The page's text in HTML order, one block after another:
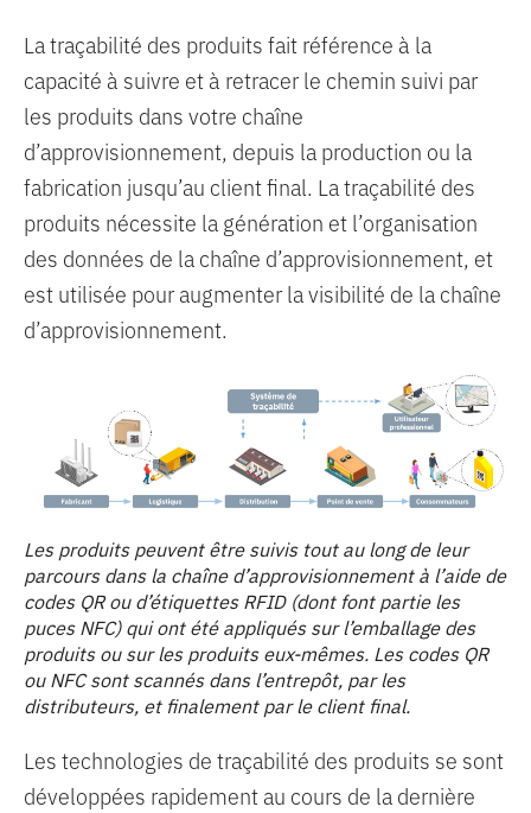
La traçabilité des produits fait référence à la
capacité à suivre et à retracer le chemin suivi par
les produits dans votre chaîne
d’approvisionnement, depuis la production ou la
fabrication jusqu’au client final. La traçabilité des
produits nécessite la génération et l’organisation
des données de la chaîne d’approvisionnement, et
est utilisée pour augmenter la visibilité de la chaîne
d’approvisionnement.
Les produits peuvent être suivis tout au long de leur
parcours dans la chaîne d’approvisionnement à l’aide de
codes QR ou d’étiquettes RFID (dont font partie les
puces NFC) qui ont été appliqués sur l’emballage des
produits ou sur les produits eux-mêmes. Les codes QR
ou NFC sont scannés dans l’entrepôt, par les
distributeurs, et finalement par le client final.
Les technologies de traçabilité des produits se sont
développées rapidement au cours de la dernière